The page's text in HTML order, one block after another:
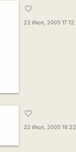
favorite_border
22 Июл, 2005 17:12
favorite_border
22 Июл, 2005 18:22